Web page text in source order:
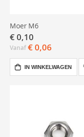
Moer M6
€ 0,10
Vanaf € 0,06
IN WINKELWAGEN